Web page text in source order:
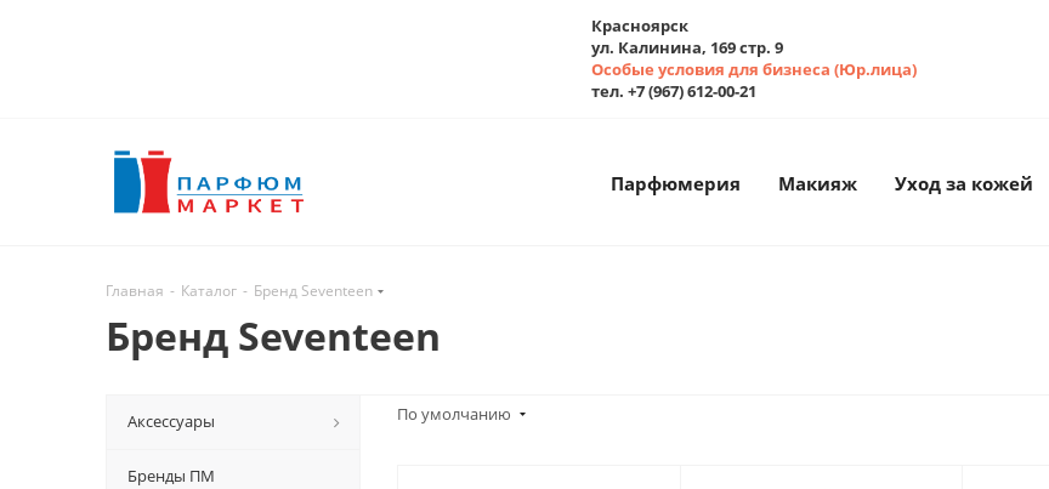
Красноярск
ул. Калинина, 169 стр. 9
Особые условия для бизнеса (Юр.лица)
тел. +7 (967) 612-00-21
Парфюмерия Макияж Уход за кожей
Главная - Каталог - Бренд Seventeen
Бренд Seventeen
По умолчанию
Аксессуары
Бренды ПМ